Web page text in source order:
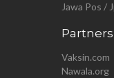
Jawa Pos /
Partners
Vaksin.com
Nawala.org